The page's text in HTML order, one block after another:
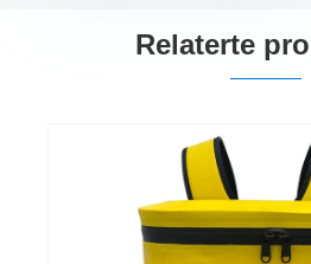
Relaterte
Isolert myk kjøleryggsekk
glidelåslokk for camping